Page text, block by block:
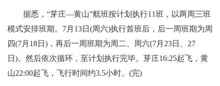
据悉，“芽庄—黄山”航班按计划执行11班，以两周三班
模式安排班期。7月13日(周六)执行首班后，后一周班期为周
四(7月18日)，再后一周班期为周二、周六(7月23日、27
日)。然后依次循环，至计划执行完毕。芽庄16:25起飞，黄
山22:00起飞，飞行时间约3.5小时。(完)